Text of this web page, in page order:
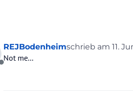
Offline
REJBodenheimschrieb am 11.
zuletzt editiert
Not me...